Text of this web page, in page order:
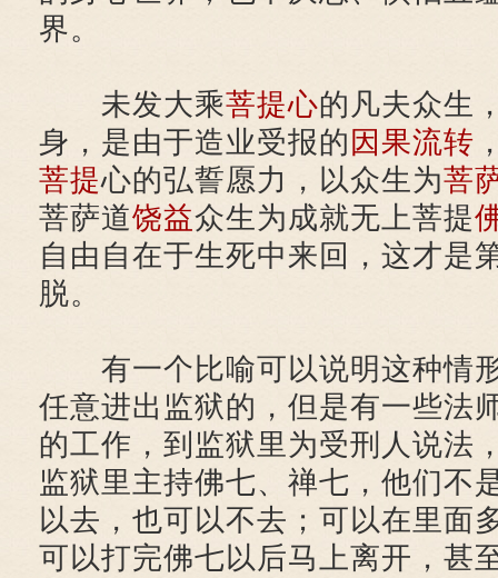
界。
未发大乘菩提心的凡夫众生
身，是由于造业受报的 因果流转
菩提心的弘誓愿力，以众生为菩
菩萨道饶益众生为成就无上菩提
自由自在于生死中来回，这才是
脱。
有一个比喻可以说明这种情
任意进出监狱的，但是有一些法
的工作，到监狱里为受刑人说法
监狱里主持佛七、禅七，他们不
以去，也可以不去；可以在里面
可以打完佛七以后马上离开，甚